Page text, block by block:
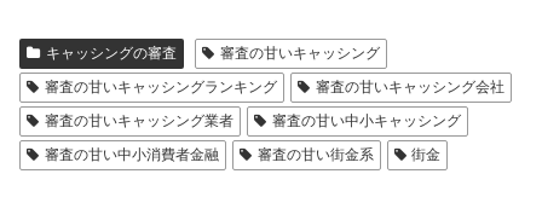
キャッシングの審査
審査の甘いキャッシング
審査の甘いキャッシングランキング
審査の甘いキャッシング会社
審査の甘いキャッシング業者
審査の甘い中小キャッシング
審査の甘い中小消費者金融
審査の甘い街金系 街金